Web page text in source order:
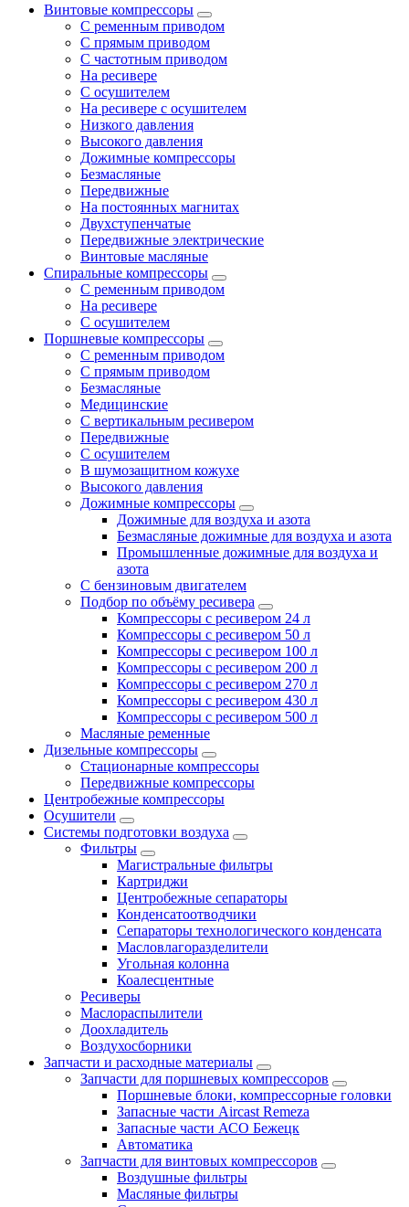
Винтовые компрессоры
С ременным приводом
С прямым приводом
С частотным приводом
На ресивере
С осушителем
На ресивере с осушителем
Низкого давления
Высокого давления
Дожимные компрессоры
Безмасляные
Передвижные
На постоянных магнитах
Двухступенчатые
Передвижные электрические
Винтовые масляные
Спиральные компрессоры
С ременным приводом
На ресивере
С осушителем
Поршневые компрессоры
С ременным приводом
С прямым приводом
Безмасляные
Медицинские
С вертикальным ресивером
Передвижные
С осушителем
В шумозащитном кожухе
Высокого давления
Дожимные компрессоры
Дожимные для воздуха и азота
Безмасляные дожимные для воздуха и азота
Промышленные дожимные для воздуха и
азота
С бензиновым двигателем
Подбор по объёму ресивера
Компрессоры с ресивером 24 л
Компрессоры с ресивером 50 л
Компрессоры с ресивером 100 л
Компрессоры с ресивером 200 л
Компрессоры с ресивером 270 л
Компрессоры с ресивером 430 л
Компрессоры с ресивером 500 л
Масляные ременные
Дизельные компрессоры
Стационарные компрессоры
Передвижные компрессоры
Центробежные компрессоры
Осушители
Системы подготовки воздуха
Фильтры
Магистральные фильтры
Картриджи
Центробежные сепараторы
Конденсатоотводчики
Сепараторы технологического конденсата
Масловлагоразделители
Угольная колонна
Коалесцентные
Ресиверы
Маслораспылители
Доохладитель
Воздухосборники
Запчасти и расходные материалы
Запчасти для поршневых компрессоров
Поршневые блоки, компрессорные головки
Запасные части Aircast Remeza
Запасные части АСО Бежецк
Автоматика
Запчасти для винтовых компрессоров
Воздушные фильтры
Масляные фильтры